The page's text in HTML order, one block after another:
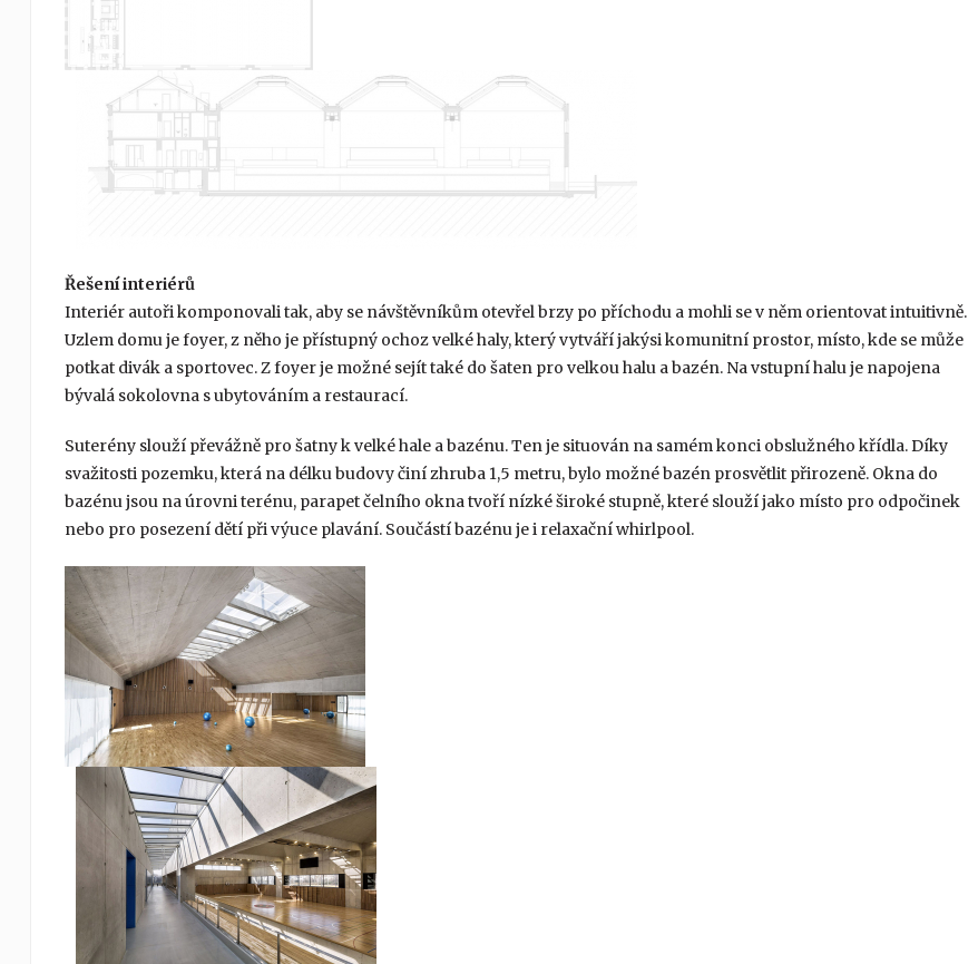
Řešení interiérů
Interiér autoři komponovali tak, aby se návštěvníkům otevřel brzy po příchodu a mohli se v něm orientovat intuitivně.
Uzlem domu je foyer, z něho je přístupný ochoz velké haly, který vytváří jakýsi komunitní prostor, místo, kde se může
potkat divák a sportovec. Z foyer je možné sejít také do šaten pro velkou halu a bazén. Na vstupní halu je napojena
bývalá sokolovna s ubytováním a restaurací.
Suterény slouží převážně pro šatny k velké hale a bazénu. Ten je situován na samém konci obslužného křídla. Díky
svažitosti pozemku, která na délku budovy činí zhruba 1,5 metru, bylo možné bazén prosvětlit přirozeně. Okna do
bazénu jsou na úrovni terénu, parapet čelního okna tvoří nízké široké stupně, které slouží jako místo pro odpočinek
nebo pro posezení dětí při výuce plavání. Součástí bazénu je i relaxační whirlpool.